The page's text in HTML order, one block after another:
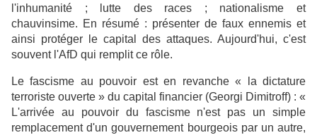
l'inhumanité ; lutte des races ; nationalisme et
chauvinsime. En résumé : présenter de faux ennemis et
ainsi protéger le capital des attaques. Aujourd'hui, c'est
souvent l'AfD qui remplit ce rôle.
Le fascisme au pouvoir est en revanche « la dictature
terroriste ouverte » du capital financier (Georgi Dimitroff) : «
L'arrivée au pouvoir du fascisme n'est pas un simple
remplacement d'un gouvernement bourgeois par un autre,